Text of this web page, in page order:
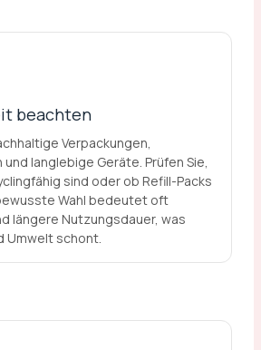
beachten
Verpackungen,
langlebige Geräte. Prüfen Sie,
sind oder ob Refill-Packs
Wahl bedeutet oft
längere Nutzungsdauer, was
Umwelt schont.